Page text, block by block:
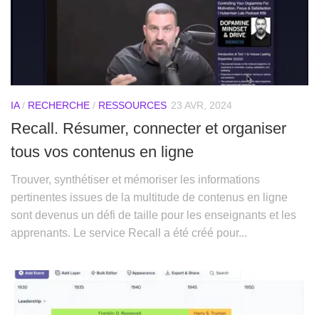
IA/ RECHERCHE / RESSOURCES 23 AVR, 2024
Recall. Résumer, connecter et organiser
tous vos contenus en ligne
Trouver, synthétiser et mémoriser les informations
pertinentes issues de la multitude de contenus en ligne
sont devenus un défi de taille pour les enseignants et les
apprenants. Le service Recall a été créé pour...